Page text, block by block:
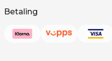
Betaling